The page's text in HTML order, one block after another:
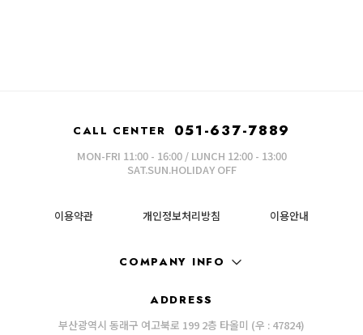
CALL CENTER 051-637-7889
MON-FRI 11:00 - 16:00 / LUNCH 12:00 - 13:00
SAT.SUN.HOLIDAY OFF
이용약관 개인정보처리방침 이용안내
COMPANY INFO
ADDRESS
부산광역시 동래구 여고북로 199 2층 타올미 (우 : 47824)